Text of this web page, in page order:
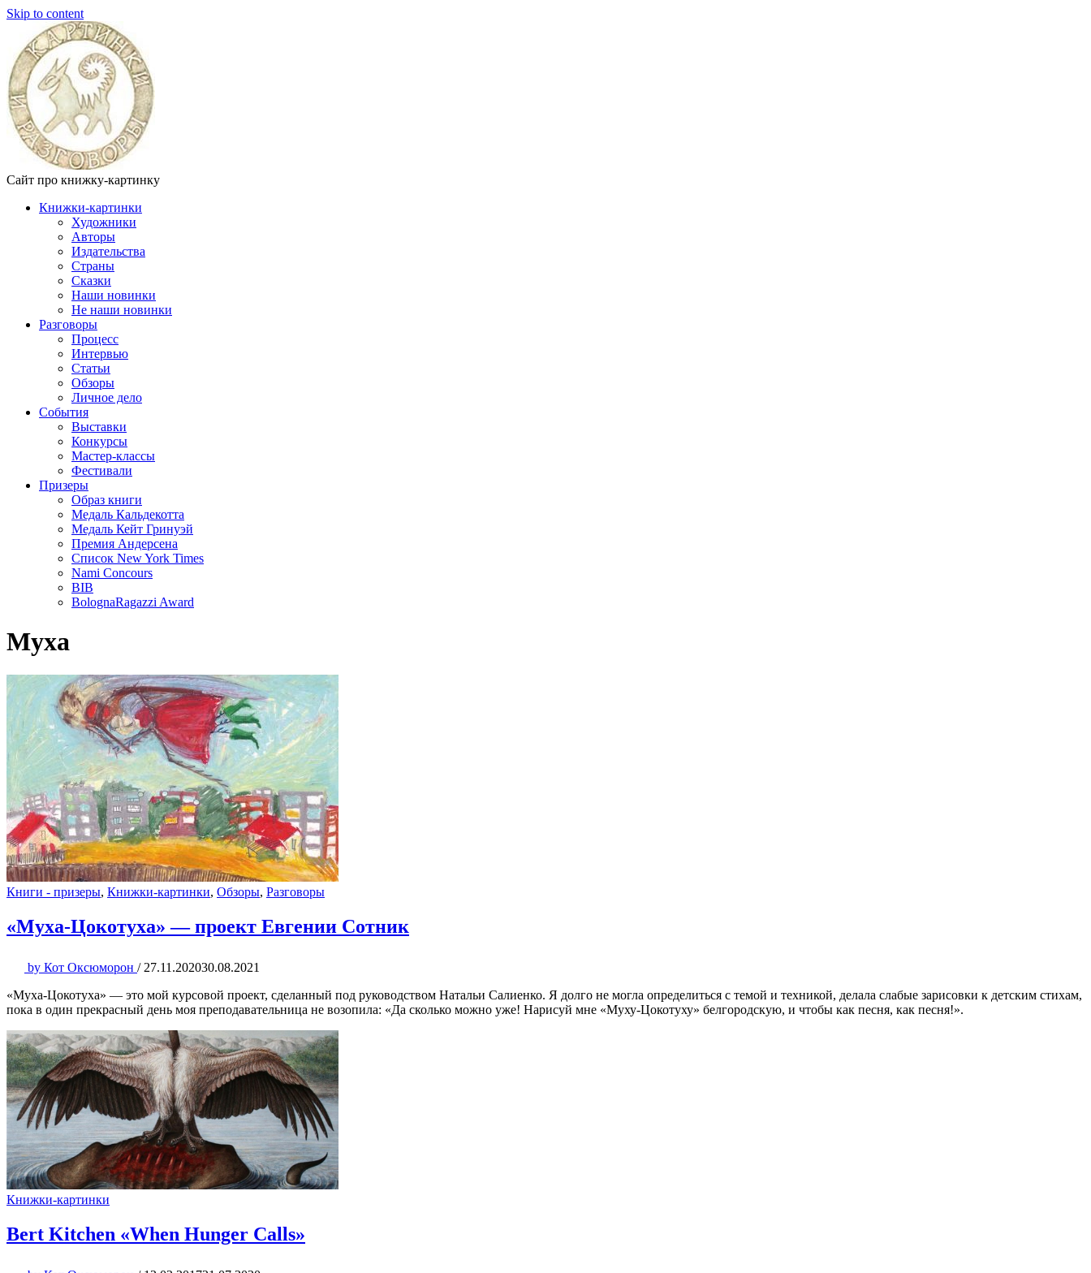
Skip to content
Сайт про книжку-картинку
Книжки-картинки
Художники
Авторы
Издательства
Страны
Сказки
Наши новинки
Не наши новинки
Разговоры
Процесс
Интервью
Статьи
Обзоры
Личное дело
События
Выставки
Конкурсы
Мастер-классы
Фестивали
Призеры
Образ книги
Медаль Кальдекотта
Медаль Кейт Гринуэй
Премия Андерсена
Список New York Times
Nami Concours
BIB
BolognaRagazzi Award
Муха
Книги - призеры, Книжки-картинки, Обзоры, Разговоры
«Муха-Цокотуха» — проект Евгении Сотник
by Кот Оксюморон / 27.11.202030.08.2021
«Муха-Цокотуха» — это мой курсовой проект, сделанный под руководством Натальи Салиенко. Я долго не могла определиться с темой и техникой, делала слабые зарисовки к детским стихам,
пока в один прекрасный день моя преподавательница не возопила: «Да сколько можно уже! Нарисуй мне «Муху-Цокотуху» белгородскую, и чтобы как песня, как песня!».
Книжки-картинки
Bert Kitchen «When Hunger Calls»